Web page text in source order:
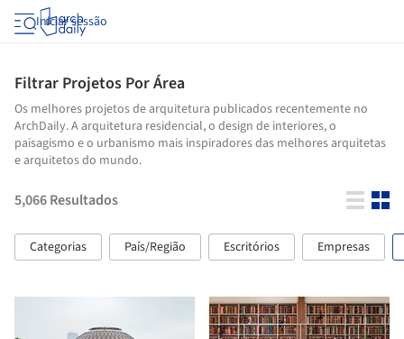
Iniciar sessão
Filtrar Projetos Por Área
Os melhores projetos de arquitetura publicados recentemente no
ArchDaily. A arquitetura residencial, o design de interiores, o
paisagismo e o urbanismo mais inspiradores das melhores arquitetas
e arquitetos do mundo.
5,066Resultados
Categorias País/Região Escritórios Empresas